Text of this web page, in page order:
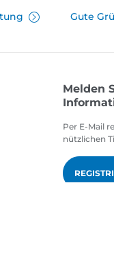
Gute
Melden
Per E-Mail
nützlichen